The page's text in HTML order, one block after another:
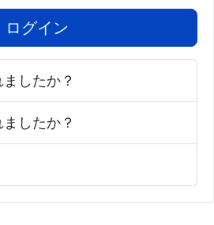
ログイン
したか？
したか？